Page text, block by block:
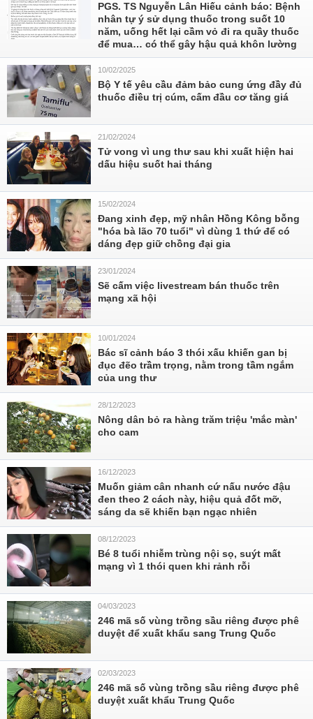
PGS. TS Nguyễn Lân Hiếu cảnh báo: Bệnh
nhân tự ý sử dụng thuốc trong suốt 10
năm, uống hết lại cầm vỏ đi ra quầy thuốc
để mua… có thể gây hậu quả khôn lường
10/02/2025
Bộ Y tế yêu cầu đảm bảo cung ứng đầy đủ
thuốc điều trị cúm, cấm đầu cơ tăng giá
21/02/2024
Tử vong vì ung thư sau khi xuất hiện hai
dấu hiệu suốt hai tháng
15/02/2024
Đang xinh đẹp, mỹ nhân Hồng Kông bỗng
"hóa bà lão 70 tuổi" vì dùng 1 thứ để có
dáng đẹp giữ chồng đại gia
23/01/2024
Sẽ cấm việc livestream bán thuốc trên
mạng xã hội
10/01/2024
Bác sĩ cảnh báo 3 thói xấu khiến gan bị
đục đẽo trầm trọng, nằm trong tầm ngắm
của ung thư
28/12/2023
Nông dân bỏ ra hàng trăm triệu 'mắc màn'
cho cam
16/12/2023
Muốn giảm cân nhanh cứ nấu nước đậu
đen theo 2 cách này, hiệu quả đốt mỡ,
sáng da sẽ khiến bạn ngạc nhiên
08/12/2023
Bé 8 tuổi nhiễm trùng nội sọ, suýt mất
mạng vì 1 thói quen khi rảnh rỗi
04/03/2023
246 mã số vùng trồng sầu riêng được phê
duyệt để xuất khẩu sang Trung Quốc
02/03/2023
246 mã số vùng trồng sầu riêng được phê
duyệt xuất khẩu Trung Quốc